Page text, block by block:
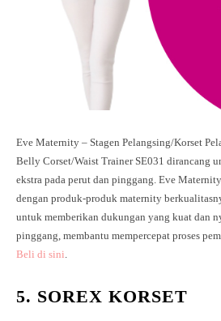
Eve Maternity – Stagen Pelangsing/Korset
Belly Corset/Waist Trainer SE031 dirancang
ekstra pada perut dan pinggang. Eve
dengan produk-produk maternity
untuk memberikan dukungan yang kuat dan
pinggang, membantu mempercepat proses
Beli di sini.
5. SOREX KORSET